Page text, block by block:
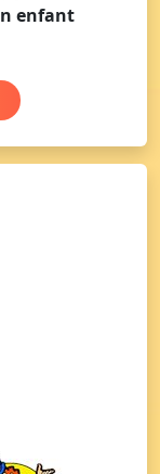
enfant